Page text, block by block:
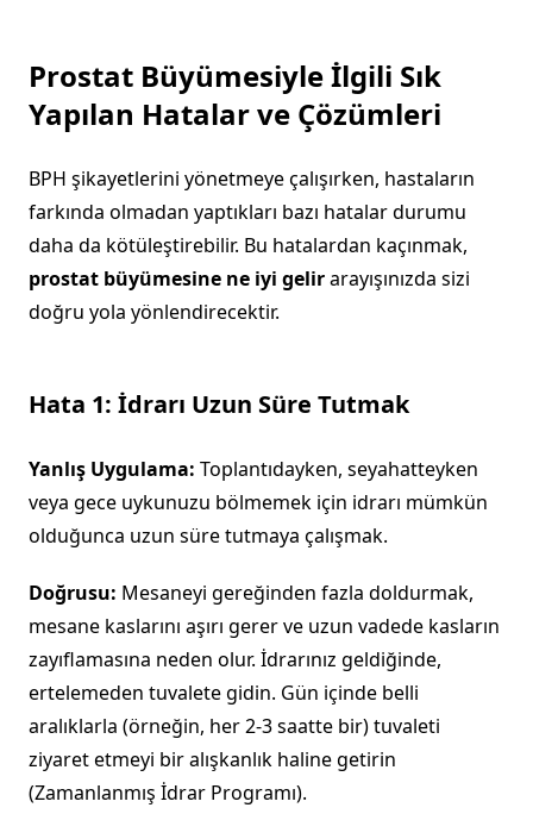
Prostat Büyümesiyle İlgili Sık
Yapılan Hatalar ve Çözümleri
BPH şikayetlerini yönetmeye çalışırken, hastaların
farkında olmadan yaptıkları bazı hatalar durumu
daha da kötüleştirebilir. Bu hatalardan kaçınmak,
prostat büyümesine ne iyi gelirarayışınızda sizi
doğru yola yönlendirecektir.
Hata 1: İdrarı Uzun Süre Tutmak
Yanlış Uygulama: Toplantıdayken, seyahatteyken
veya gece uykunuzu bölmemek için idrarı mümkün
olduğunca uzun süre tutmaya çalışmak.
Doğrusu: Mesaneyi gereğinden fazla doldurmak,
mesane kaslarını aşırı gerer ve uzun vadede kasların
zayıflamasına neden olur. İdrarınız geldiğinde,
ertelemeden tuvalete gidin. Gün içinde belli
aralıklarla (örneğin, her 2-3 saatte bir) tuvaleti
ziyaret etmeyi bir alışkanlık haline getirin
(Zamanlanmış İdrar Programı).